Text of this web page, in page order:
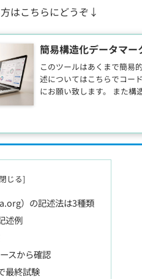
はこちらにどうぞ↓
簡易構造化データマ
このツールはあくまで簡易
述についてはこちらでコー
にお願い致します。 また構
）の記述法は3種類
述例
スから確認
最終試験